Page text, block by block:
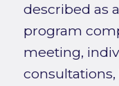
described as
program
meeting,